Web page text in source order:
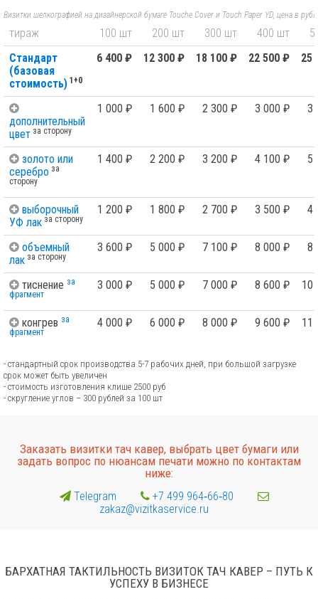
Визитки шелкографией на дизайнерской бумаге Touche Cover и Touch Paper YD, цена в
тираж 100 шт 200 шт 300 шт 400 шт
Стандарт
(базовая
стоимость) 1+0
6 400 ₽ 12 300 ₽ 18 100 ₽ 22 500 ₽ 25
дополнительный
цвет за сторону
1 000 ₽ 1 600 ₽ 2 300 ₽ 3 000 ₽ 3
золото или
серебро за
сторону
1 400 ₽ 2 200 ₽ 3 200 ₽ 4 100 ₽ 5
выборочный
УФ лак за сторону
1 200 ₽ 1 800 ₽ 2 700 ₽ 3 500 ₽ 4
объемный
лак за сторону
3 600 ₽ 5 000 ₽ 7 100 ₽ 8 000 ₽ 8
тиснение за
фрагмент
3 000 ₽ 5 000 ₽ 7 000 ₽ 8 600 ₽ 10
конгрев за
фрагмент
4 000 ₽ 6 000 ₽ 8 000 ₽ 9 600 ₽ 11
- стандартный срок производства 5-7 рабочих дней, при большой загрузке
срок может быть увеличен
- стоимость изготовления клише 2500 руб
- скругление углов – 300 рублей за 100 шт
Заказать визитки тач кавер, выбрать цвет бумаги или
задать вопрос по нюансам печати можно по контактам
ниже:
Telegram
+7 499 964‑66‑80
zakaz@vizitkaservice.ru
БАРХАТНАЯ ТАКТИЛЬНОСТЬ ВИЗИТОК ТАЧ КАВЕР – ПУТЬ К
УСПЕХУ В БИЗНЕСЕ